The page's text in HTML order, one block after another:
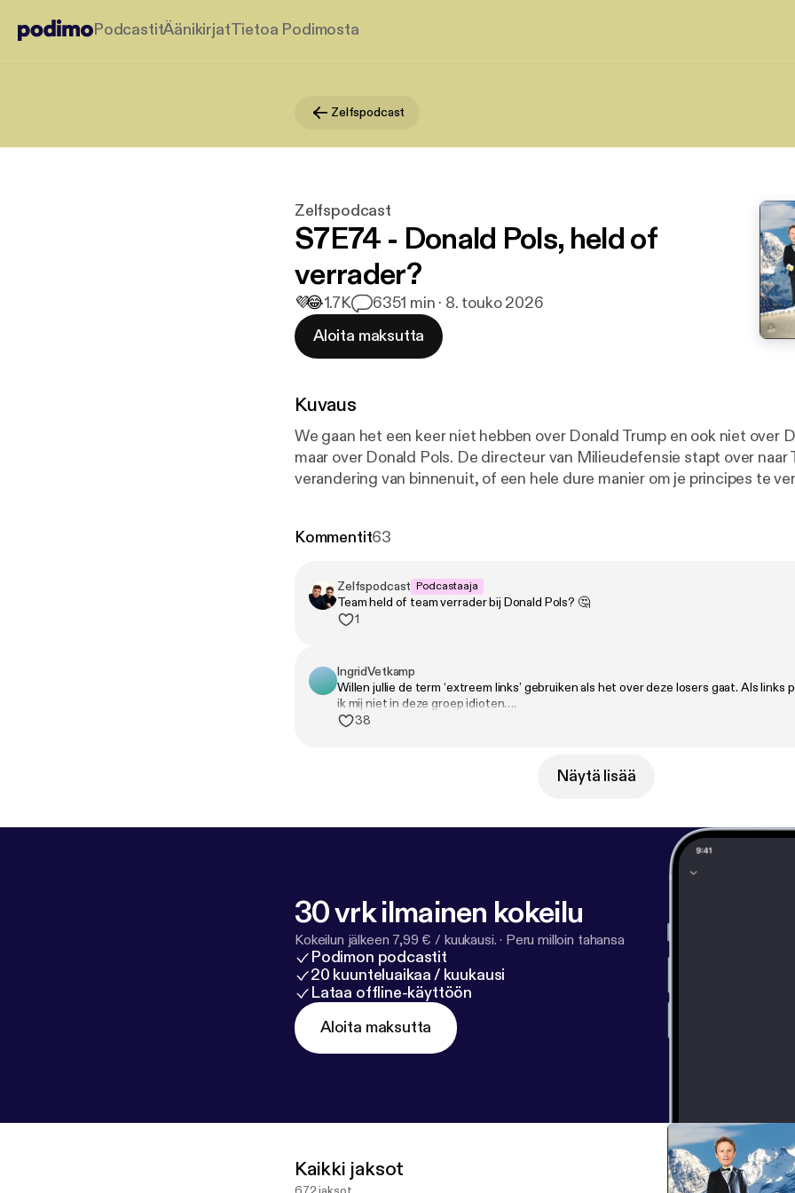
PodcastitÄänikirjatTietoa Podimosta
Zelfspodcast
Zelfspodcast
S7E74 - Donald Pols, held of
verrader?
💜😂1.7K 6351 min · 8. touko 2026
Aloita maksutta
Kuvaus
We gaan het een keer niet hebben over Donald Trump en ook niet over
maar over Donald Pols. De directeur van Milieudefensie stapt over naar
verandering van binnenuit, of een hele dure manier om je principes te
der Graaf vrolijk mee kan lopen zonder dat iemand er iets van vindt. Jaap
zat bent, maar ze dood laten vriezen op een berg gaat ons toch net te ver.
Kommentit63
Zelfspodcast Podcastaaja
Team held of team verrader bij Donald Pols? 🤔
1
IngridVetkamp
Willen jullie de term ‘extreem links’ gebruiken als het over deze losers gaat. Als links
ik mij niet in deze groep idioten….
38
Näytä lisää
30 vrk ilmainen kokeilu
Kokeilun jälkeen 7,99 € / kuukausi. · Peru milloin tahansa
Podimon podcastit
20 kuunteluaikaa / kuukausi
Lataa offline-käyttöön
Aloita maksutta
Kaikki jaksot